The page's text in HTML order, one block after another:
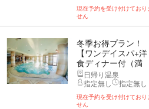
現在予約を受け付けており
せん
冬季お得プラン！
【ワンデイスパ+洋
食ディナー付（満
腹...日帰り温泉
指定無し
指定無し
現在予約を受け付けており
せん